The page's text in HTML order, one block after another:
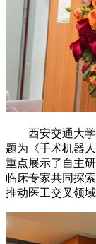
西安交通大学
题为《手术机器
重点展示了自主
临床专家共同探
推动医工交叉领域